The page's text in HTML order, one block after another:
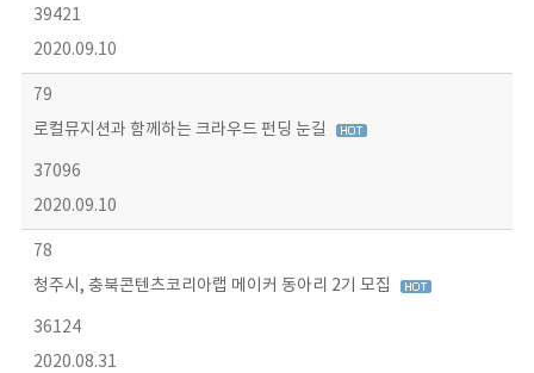
39421
2020.09.10
79
로컬뮤지션과 함께하는 크라우드 펀딩 눈길
37096
2020.09.10
78
청주시, 충북콘텐츠코리아랩 메이커 동아리 2기 모집
36124
2020.08.31